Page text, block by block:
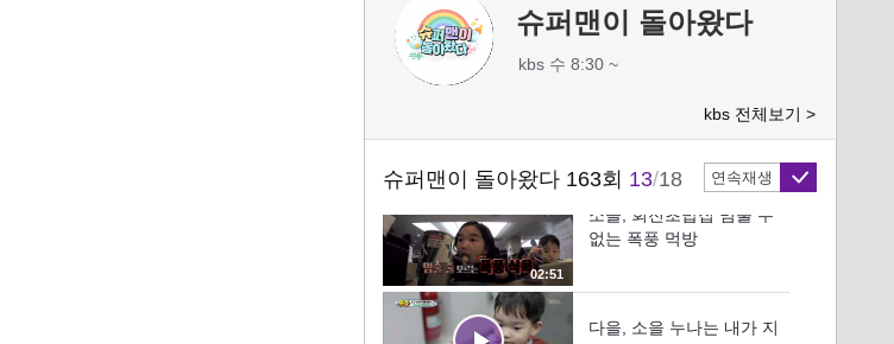
슈퍼맨이 돌아왔다
kbs 수 8:30 ~
kbs 전체보기 >
슈퍼맨이 돌아왔다 163회 13/18 연속재생
에 ´로봇 연기´
02:51
소을, 회전초밥집 멈출 수
없는 폭풍 먹방
다을, 소을 누나는 내가 지